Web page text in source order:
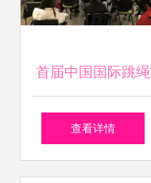
首届中国国际跳绳
产业与技术交流大
查看详情